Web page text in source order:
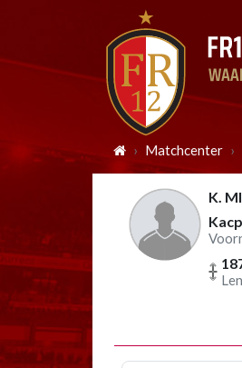
Matchcenter
K.